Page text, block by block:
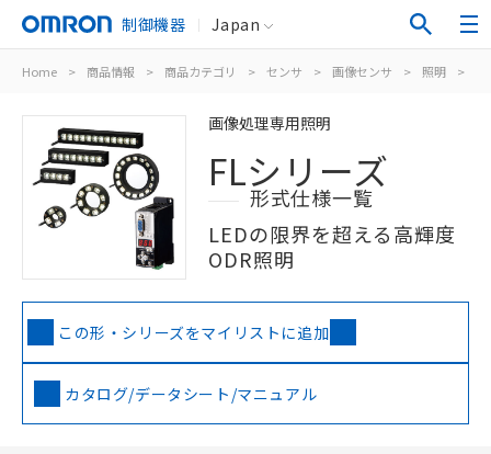
制御機器 Japan
Home > 商品情報 > 商品カテゴリ > センサ > 画像センサ > 照明 >
画像処理専用照明
FLシリーズ
形式仕様一覧
LEDの限界を超える高輝度
ODR照明
この形・シリーズをマイリストに追加
カタログ/データシート/マニュアル